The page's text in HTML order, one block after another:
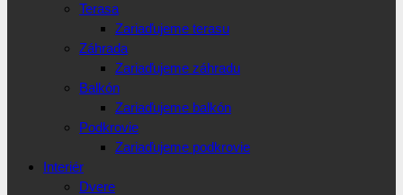
Terasa
Zariaďujeme terasu
Záhrada
Zariaďujeme záhradu
Balkón
Zariaďujeme balkón
Podkrovie
Zariaďujeme podkrovie
Interiér
Dvere